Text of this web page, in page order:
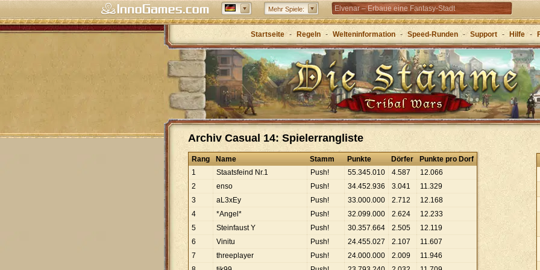
Mehr Spiele: Elvenar – Erbaue eine Fantasy-Stadt
Forge of Empires – Mit Strategie durch die Zeitalter
Grepolis – Erbaue dein Reich im antiken
Griechenland
Startseite - Regeln - Welteninformation - Speed-Runden - Support - Hilfe -
Archiv Casual 14: Spielerrangliste
Rang Name Stamm Punkte Dörfer
Punkte pro Dorf
1
Staatsfeind Nr.1 Push! 55.345.010 4.587 12.066
2
enso Push! 34.452.936 3.041 11.329
3
aL3xEy Push! 33.000.000 2.712 12.168
4
*Angel* Push! 32.099.000 2.624 12.233
5
Steinfaust Y Push! 30.357.664 2.505 12.119
6
Vinitu Push! 24.455.027 2.107 11.607
7
threeplayer Push! 24.000.000 2.009 11.946